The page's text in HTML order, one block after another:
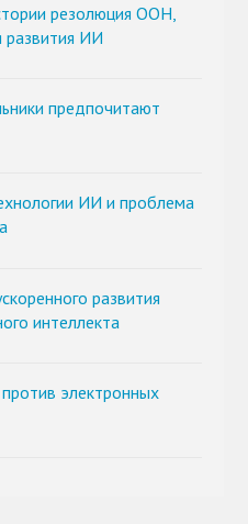
резолюция ООН,
развития ИИ
предпочитают
ИИ и проблема
развития
интеллекта
электронных